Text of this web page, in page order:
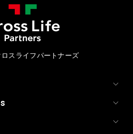
スライフパートナーズ